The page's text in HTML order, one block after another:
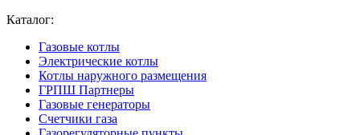
Каталог:
Газовые котлы
Электрические котлы
Котлы наружного размещения
ГРПШ Партнеры
Газовые генераторы
Счетчики газа